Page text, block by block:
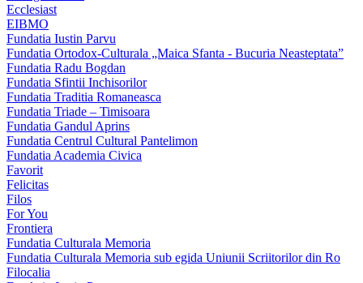
Ecclesiast
EIBMO
Fundatia Iustin Parvu
Fundatia Ortodox-Culturala „Maica Sfanta - Bucuria Neasteptata”
Fundatia Radu Bogdan
Fundatia Sfintii Inchisorilor
Fundatia Traditia Romaneasca
Fundatia Triade – Timisoara
Fundatia Gandul Aprins
Fundatia Centrul Cultural Pantelimon
Fundatia Academia Civica
Favorit
Felicitas
Filos
For You
Frontiera
Fundatia Culturala Memoria
Fundatia Culturala Memoria sub egida Uniunii Scriitorilor din Ro
Filocalia